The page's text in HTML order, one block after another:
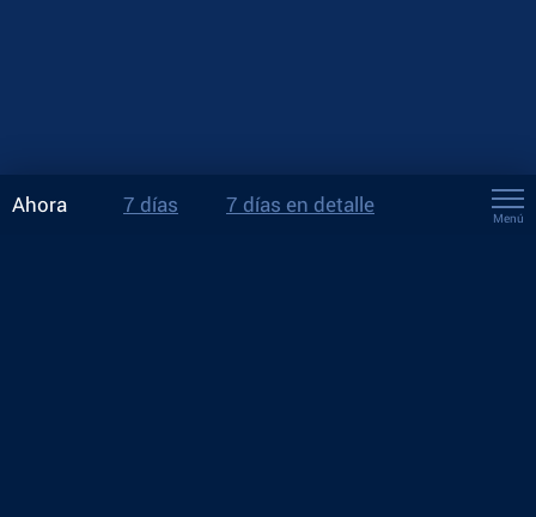
Ahora 7 días 7 días en detalle
Menú